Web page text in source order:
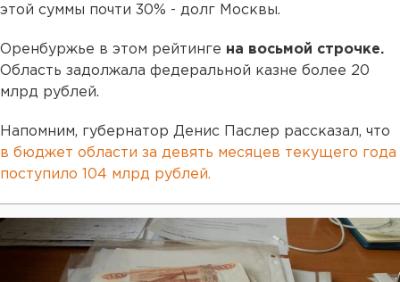
этой суммы почти 30% - долг Москвы.
Оренбуржье в этом рейтинге на восьмой строчке.
Область задолжала федеральной казне более 20
млрд рублей.
Напомним, губернатор Денис Паслер рассказал, что
в бюджет области за девять месяцев текущего года
поступило 104 млрд рублей.